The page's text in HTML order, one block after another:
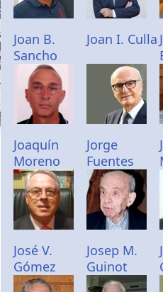
Joan B.
Sancho
Joan I. Culla
Joaquín
Moreno
Jorge
Fuentes
José V.
Gómez
Josep M.
Guinot